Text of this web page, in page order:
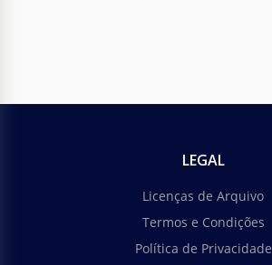
LEGAL
Licenças de Arquivo
Termos e Condições
Política de Privacidade